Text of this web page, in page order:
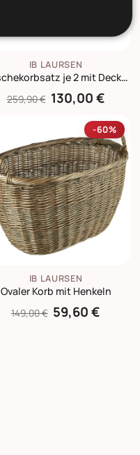
IB LAURSEN
Wäschekorbsatz je 2 mit Deckel und Stoffbeutel
259,90 € 130,00 €
-60%
IB LAURSEN
Ovaler Korb mit Henkeln
149,00 € 59,60 €